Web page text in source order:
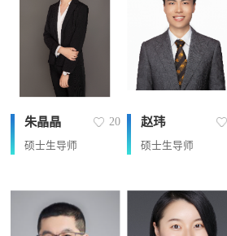
朱晶晶 20
硕士生导师
赵玮
硕士生导师